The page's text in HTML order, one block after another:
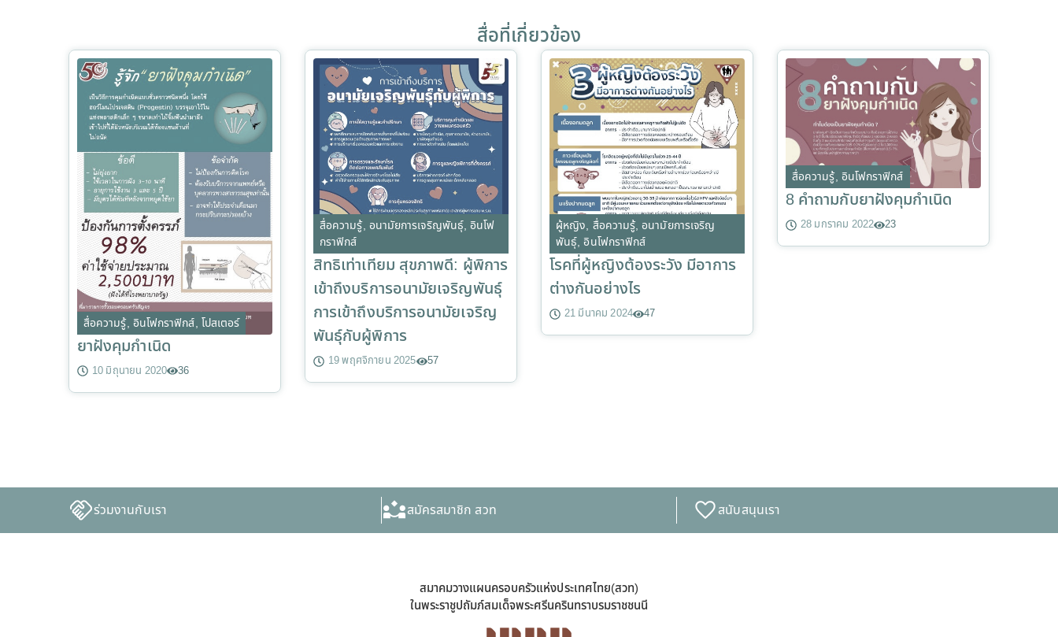
สื่อที่เกี่ยวข้อง
สื่อความรู้, อินโฟกราฟิกส์, โปสเตอร์
ยาฝังคุมกำเนิด
10 มิถุนายน 2020 36
สื่อความรู้, อนามัยการเจริญพันธุ์, อินโฟ
กราฟิกส์
สิทธิเท่าเทียม สุขภาพดี: ผู้พิการ
เข้าถึงบริการอนามัยเจริญพันธุ์
การเข้าถึงบริการอนามัยเจริญ
พันธุ์กับผู้พิการ
19 พฤศจิกายน 2025 57
ผู้หญิง, สื่อความรู้, อนามัยการเจริญ
พันธุ์, อินโฟกราฟิกส์
โรคที่ผู้หญิงต้องระวัง มีอาการ
ต่างกันอย่างไร
21 มีนาคม 2024 47
สื่อความรู้, อินโฟกราฟิกส์
8 คำถามกับยาฝังคุมกำเนิด
28 มกราคม 2022 23
ร่วมงานกับเรา สมัครสมาชิก สวท สนับสนุนเรา
สมาคมวางแผนครอบครัวแห่งประเทศไทย(สวท)
ในพระราชูปถัมภ์สมเด็จพระศรีนครินทราบรมราชชนนี